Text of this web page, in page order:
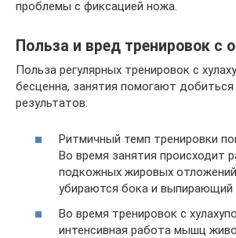
проблемы с фиксацией ножа.
Польза и вред тренировок с
Польза регулярных тренировок с
бесценна, занятия помогают добиться
результатов:
Ритмичный темп тренировки
Во время занятия происходит
подкожных жировых
убираются бока и выпирающий
Во время тренировок с
интенсивная работа мышц